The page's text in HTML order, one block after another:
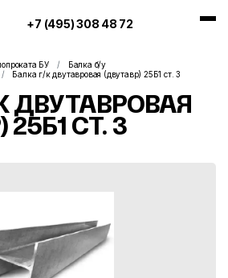
+7 (495) 308 48 72
БУ
Балка б/у
Балка г/к двутавровая (двутавр) 25Б1 ст. 3
ДВУТАВРОВАЯ
СТ. 3